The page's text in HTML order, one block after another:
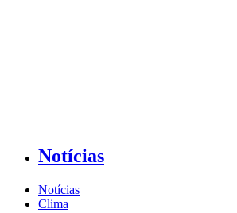
Notícias
Notícias
Clima